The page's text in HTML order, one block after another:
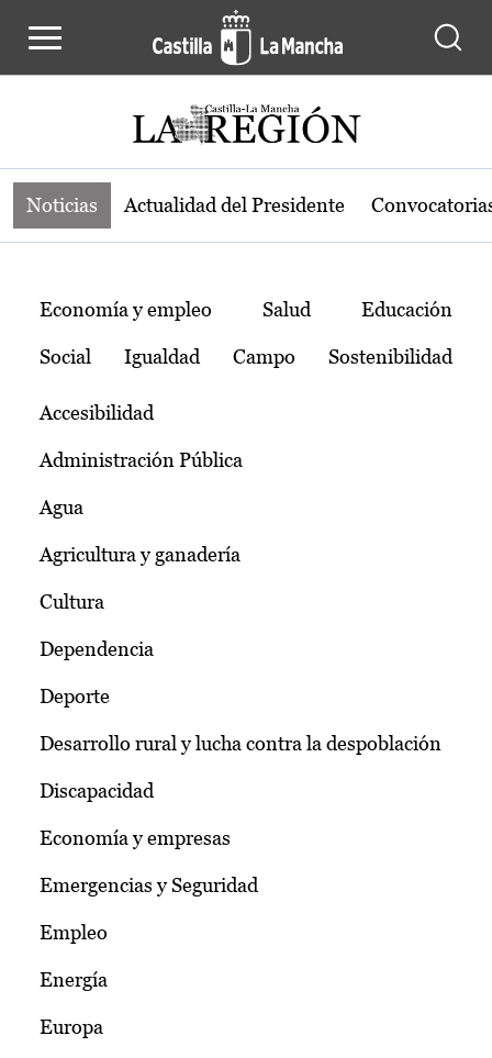
Noticias de la región de Castilla-La
Noticias Actualidad del Presidente
Temas
Economía y empleo Salud Educación
Social Igualdad Campo Sostenibilidad
Accesibilidad
Administración Pública
Agua
Agricultura y ganadería
Cultura
Dependencia
Deporte
Desarrollo rural y lucha contra la despoblación
Discapacidad
Economía y empresas
Emergencias y Seguridad
Empleo
Energía
Europa